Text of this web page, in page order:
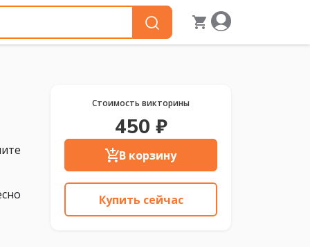
Стоимость викторины
450 ₽
В корзину
Купить сейчас